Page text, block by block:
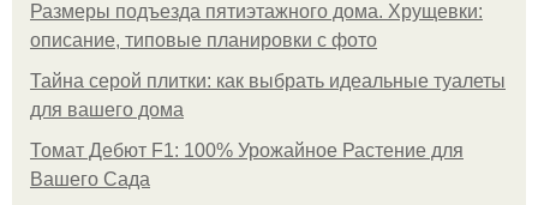
Размеры подъезда пятиэтажного дома. Хрущевки:
описание, типовые планировки с фото
Тайна серой плитки: как выбрать идеальные туалеты
для вашего дома
Томат Дебют F1: 100% Урожайное Растение для
Вашего Сада